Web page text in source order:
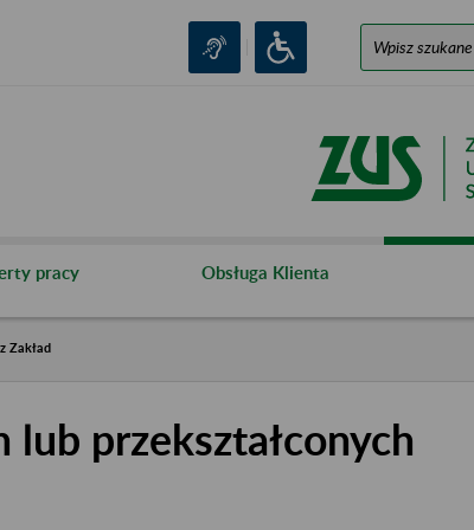
pracy Obsługa Klienta
Zakład
przekształconych